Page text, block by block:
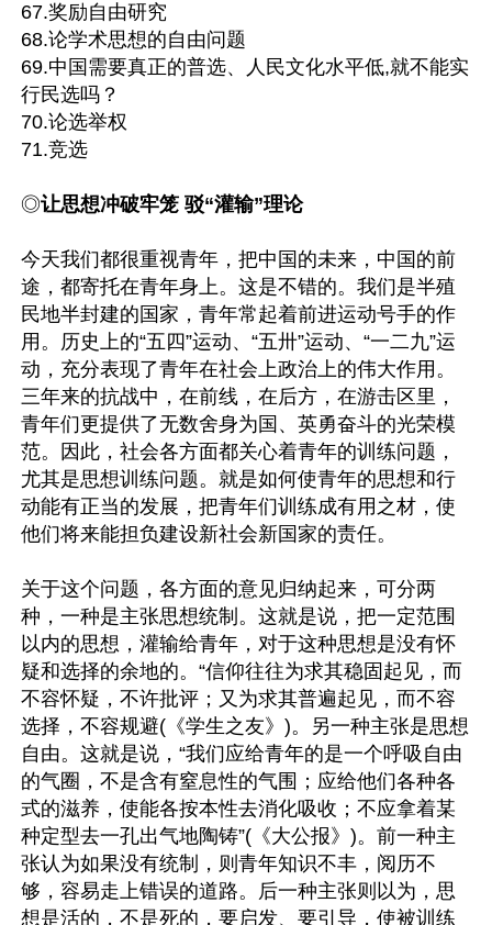
67.奖励自由研究
68.论学术思想的自由问题
69.中国需要真正的普选、人民文化水平低,就不能实
行民选吗？
70.论选举权
71.竞选
◎让思想冲破牢笼 驳“灌输”理论
今天我们都很重视青年，把中国的未来，中国的前
途，都寄托在青年身上。这是不错的。我们是半殖
民地半封建的国家，青年常起着前进运动号手的作
用。历史上的“五四”运动、“五卅”运动、“一二九”运
动，充分表现了青年在社会上政治上的伟大作用。
三年来的抗战中，在前线，在后方，在游击区里，
青年们更提供了无数舍身为国、英勇奋斗的光荣模
范。因此，社会各方面都关心着青年的训练问题，
尤其是思想训练问题。就是如何使青年的思想和行
动能有正当的发展，把青年们训练成有用之材，使
他们将来能担负建设新社会新国家的责任。
关于这个问题，各方面的意见归纳起来，可分两
种，一种是主张思想统制。这就是说，把一定范围
以内的思想，灌输给青年，对于这种思想是没有怀
疑和选择的余地的。“信仰往往为求其稳固起见，而
不容怀疑，不许批评；又为求其普遍起见，而不容
选择，不容规避(《学生之友》)。另一种主张是思想
自由。这就是说，“我们应给青年的是一个呼吸自由
的气圈，不是含有窒息性的气围；应给他们各种各
式的滋养，使能各按本性去消化吸收；不应拿着某
种定型去一孔出气地陶铸”(《大公报》)。前一种主
张认为如果没有统制，则青年知识不丰，阅历不
够，容易走上错误的道路。后一种主张则以为，思
想是活的，不是死的，要启发、要引导，使被训练